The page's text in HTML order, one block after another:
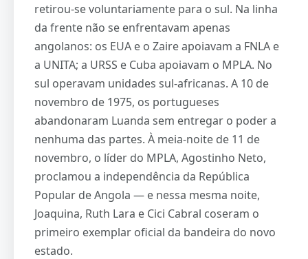
retirou-se voluntariamente para o sul. Na linha
da frente não se enfrentavam apenas
angolanos: os EUA e o Zaire apoiavam a FNLA e
a UNITA; a URSS e Cuba apoiavam o MPLA. No
sul operavam unidades sul-africanas. A 10 de
novembro de 1975, os portugueses
abandonaram Luanda sem entregar o poder a
nenhuma das partes. À meia-noite de 11 de
novembro, o líder do MPLA, Agostinho Neto,
proclamou a independência da República
Popular de Angola — e nessa mesma noite,
Joaquina, Ruth Lara e Cici Cabral coseram o
primeiro exemplar oficial da bandeira do novo
estado.